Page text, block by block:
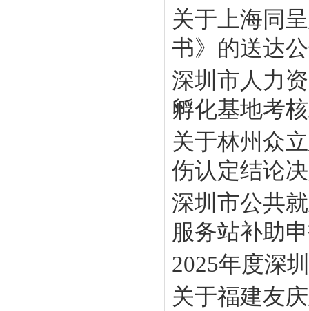
关于上海同
书》的送达
深圳市人力
孵化基地考
关于林州众
伤认定结论
深圳市公共
服务站补助
2025年度深
关于福建友